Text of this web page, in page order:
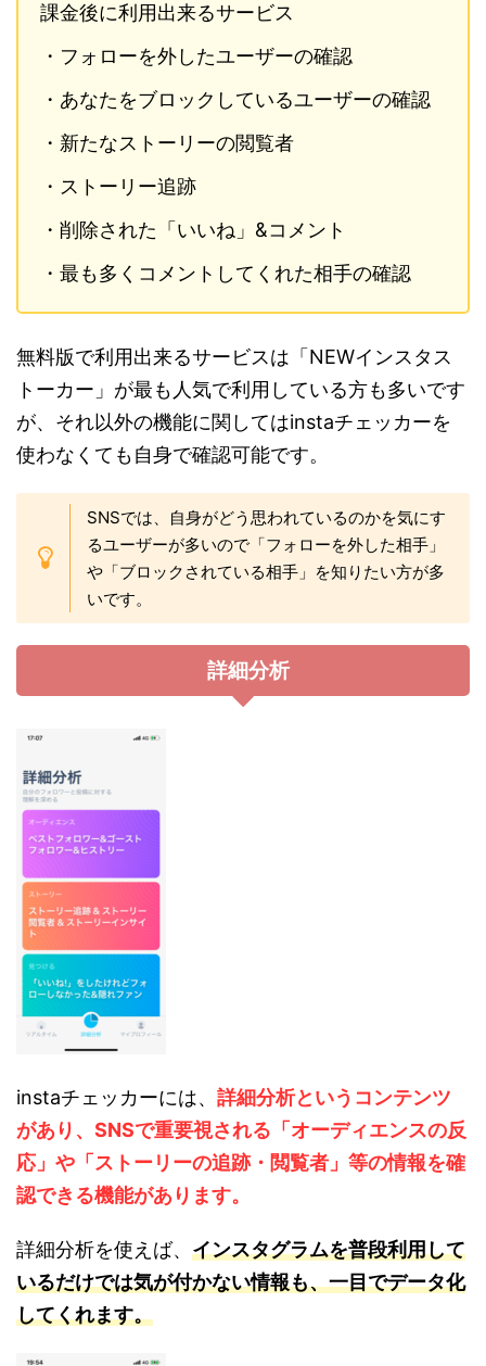
課金後に利用出来るサービス
・フォローを外したユーザーの確認
・あなたをブロックしているユーザーの確認
・新たなストーリーの閲覧者
・ストーリー追跡
・削除された「いいね」&コメント
・最も多くコメントしてくれた相手の確認
無料版で利用出来るサービスは「NEWインスタス
トーカー」が最も人気で利用している方も多いです
が、それ以外の機能に関してはinstaチェッカーを
使わなくても自身で確認可能です。
SNSでは、自身がどう思われているのかを気にす
るユーザーが多いので「フォローを外した相手」
や「ブロックされている相手」を知りたい方が多
いです。
詳細分析
instaチェッカーには、 詳細分析というコンテンツ
があり、SNSで重要視される「オーディエンスの反
応」や「ストーリーの追跡・閲覧者」等の情報を確
認できる機能があります。
詳細分析を使えば、 インスタグラムを普段利用して
いるだけでは気が付かない情報も、一目でデータ化
してくれます。